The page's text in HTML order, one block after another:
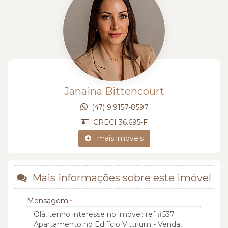
Janaina Bittencourt
(47) 9.9157-8597
CRECI 36.695-F
mais imóveis
Mais informações sobre este imóvel
Mensagem